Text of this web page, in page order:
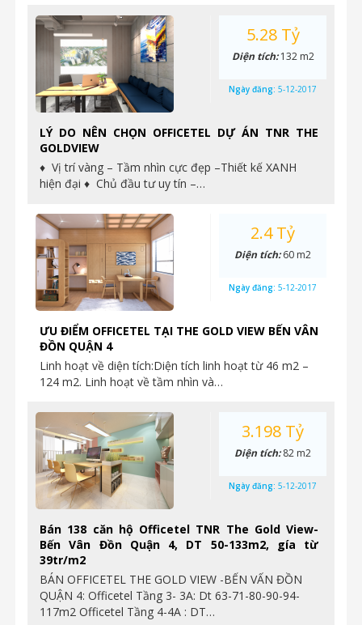
LÝ DO NÊN CHỌN OFFICETEL DỰ ÁN TNR THE
GOLDVIEW
♦ Vị trí vàng – Tầm nhìn cực đẹp –Thiết kế XANH
hiện đại ♦ Chủ đầu tư uy tín –…
5.28 Tỷ
Diện tích:132 m2
Ngày đăng: 5-12-2017
ƯU ĐIỂM OFFICETEL TẠI THE GOLD VIEW BẾN VÂN
ĐỒN QUẬN 4
Linh hoạt về diện tích:Diện tích linh hoạt từ 46 m2 –
124 m2. Linh hoạt về tầm nhìn và…
2.4 Tỷ
Diện tích:60 m2
Ngày đăng: 5-12-2017
Bán 138 căn hộ Officetel TNR The Gold View-
Bến Vân Đồn Quận 4, DT 50-133m2, gía từ
39tr/m2
BÁN OFFICETEL THE GOLD VIEW -BẾN VẤN ĐỒN
QUẬN 4: Officetel Tầng 3- 3A: Dt 63-71-80-90-94-
117m2 Officetel Tầng 4-4A : DT…
3.198 Tỷ
Diện tích:82 m2
Ngày đăng: 5-12-2017